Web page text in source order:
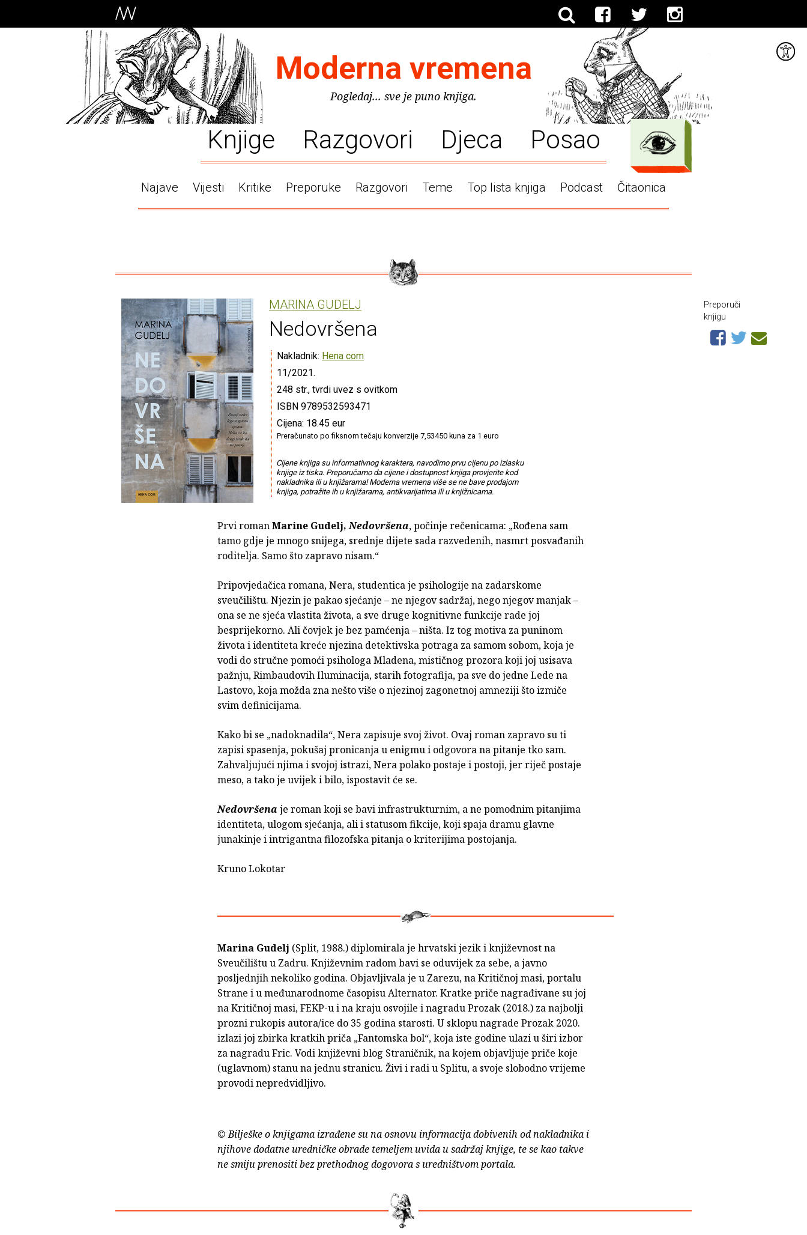
Moderna vremena
Pogledaj... sve je puno knjiga.
Knjige Razgovori Djeca Posao
Najave Vijesti Kritike Preporuke Razgovori Teme Top lista knjiga Podcast Čitaonica
MARINA GUDELJ
Nedovršena
Nakladnik: Hena com
11/2021.
248 str., tvrdi uvez s ovitkom
ISBN 9789532593471
Cijena: 18.45 eur
Preračunato po fiksnom tečaju konverzije 7,53450 kuna za 1 euro
Cijene knjiga su informativnog karaktera, navodimo prvu cijenu po izlasku
knjige iz tiska. Preporučamo da cijene i dostupnost knjiga provjerite kod
nakladnika ili u knjižarama! Moderna vremena više se ne bave prodajom
knjiga, potražite ih u knjižarama, antikvarijatima ili u knjižnicama.
Prvi romanMarine Gudelj, Nedovršena, počinje rečenicama: „Rođena sam
tamo gdje je mnogo snijega, srednje dijete sada razvedenih, nasmrt posvađanih
roditelja. Samo što zapravo nisam.“
Pripovjedačica romana, Nera, studentica je psihologije na zadarskome
sveučilištu. Njezin je pakao sjećanje – ne njegov sadržaj, nego njegov manjak –
ona se ne sjeća vlastita života, a sve druge kognitivne funkcije rade joj
besprijekorno. Ali čovjek je bez pamćenja – ništa. Iz tog motiva za puninom
života i identiteta kreće njezina detektivska potraga za samom sobom, koja je
vodi do stručne pomoći psihologa Mladena, mističnog prozora koji joj usisava
pažnju, Rimbaudovih Iluminacija, starih fotografija, pa sve do jedne Lede na
Lastovo, koja možda zna nešto više o njezinoj zagonetnoj amneziji što izmiče
svim definicijama.
Kako bi se „nadoknadila“, Nera zapisuje svoj život. Ovaj roman zapravo su ti
zapisi spasenja, pokušaj pronicanja u enigmu i odgovora na pitanje tko sam.
Zahvaljujući njima i svojoj istrazi, Nera polako postaje i postoji, jer riječ postaje
meso, a tako je uvijek i bilo, ispostavit će se.
Nedovršena je roman koji se bavi infrastrukturnim, a ne pomodnim pitanjima
identiteta, ulogom sjećanja, ali i statusom fikcije, koji spaja dramu glavne
junakinje i intrigantna filozofska pitanja o kriterijima postojanja.
Kruno Lokotar
Marina Gudelj (Split, 1988.) diplomirala je hrvatski jezik i književnost na
Sveučilištu u Zadru. Književnim radom bavi se oduvijek za sebe, a javno
posljednjih nekoliko godina. Objavljivala je u Zarezu, na Kritičnoj masi, portalu
Strane i u međunarodnome časopisu Alternator. Kratke priče nagrađivane su joj
na Kritičnoj masi, FEKP-u i na kraju osvojile i nagradu Prozak (2018.) za najbolji
prozni rukopis autora/ice do 35 godina starosti. U sklopu nagrade Prozak 2020.
izlazi joj zbirka kratkih priča „Fantomska bol“, koja iste godine ulazi u širi izbor
za nagradu Fric. Vodi književni blog Straničnik, na kojem objavljuje priče koje
(uglavnom) stanu na jednu stranicu. Živi i radi u Splitu, a svoje slobodno vrijeme
provodi nepredvidljivo.
© Bilješke o knjigama izrađene su na osnovu informacija dobivenih od nakladnika i
njihove dodatne uredničke obrade temeljem uvida u sadržaj knjige, te se kao takve
ne smiju prenositi bez prethodnog dogovora s uredništvom portala.
Preporuči
knjigu